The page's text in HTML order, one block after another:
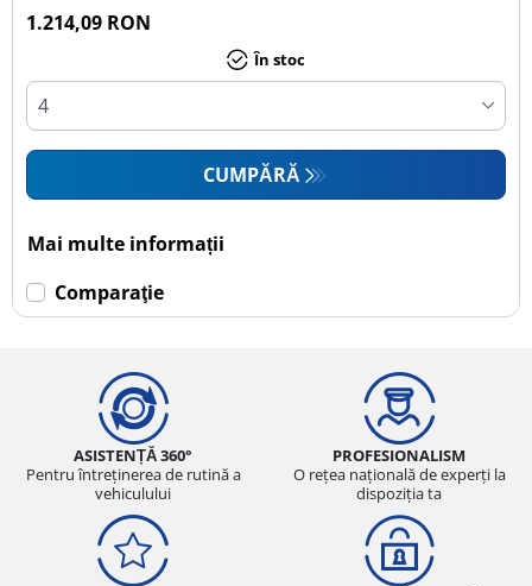
1.214,09 RON
În stoc
CUMPĂRĂ
Mai multe informații
Comparaţie
ASISTENȚĂ 360°
Pentru întreținerea de rutină a
vehiculului
PROFESIONALISM
O rețea națională de experți la
dispoziția ta